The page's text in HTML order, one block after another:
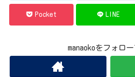
Pocket LINE
manaokoをフォロ